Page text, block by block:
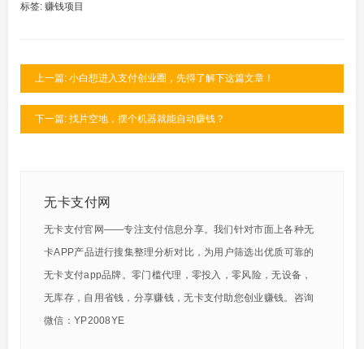
标签: 赚钱项目
上一篇: 小白想进入支付创业圈，先得了解下这篇文章！
下一篇: 找片空地，摆个机器就能自动赚钱？
无卡支付网
无卡支付官网——专注支付信息分享。我们针对市面上各种无
卡APP产品进行搜集整理分析对比，为用户筛选出优质可靠的
无卡支付app品牌。零门槛代理，零投入，零风险，无设备，
无库存，自用省钱，分享赚钱，无卡支付助您创业赚钱。咨询
微信：YP2008YE